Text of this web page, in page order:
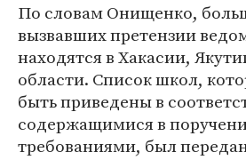
По словам Онищенко,
вызвавших претензии
находятся в Хакасии,
области. Список школ,
быть приведены в
содержащимися в
требованиями, был